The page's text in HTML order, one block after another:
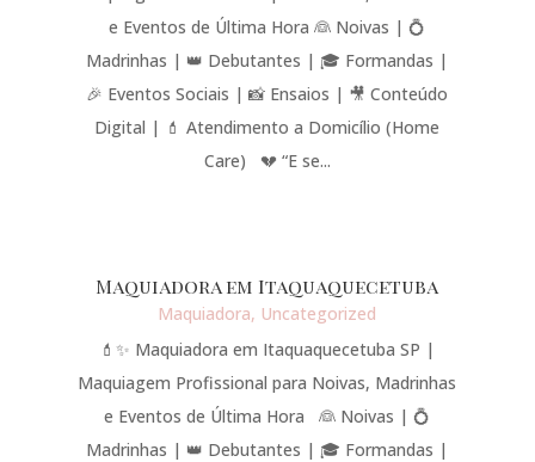
e Eventos de Última Hora 👰 Noivas | 💍
Madrinhas | 👑 Debutantes | 🎓 Formandas |
🎉 Eventos Sociais | 📸 Ensaios | 🎥 Conteúdo
Digital | 💄 Atendimento a Domicílio (Home
Care) 💔 “E se...
Maquiadora em Itaquaquecetuba
Maquiadora, Uncategorized
💄✨ Maquiadora em Itaquaquecetuba SP |
Maquiagem Profissional para Noivas, Madrinhas
e Eventos de Última Hora 👰 Noivas | 💍
Madrinhas | 👑 Debutantes | 🎓 Formandas |